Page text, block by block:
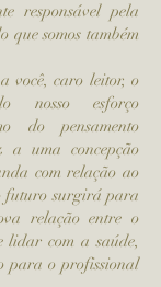
responsável pela
que somos também
você, caro leitor, o
nosso esforço
do pensamento
uma concepção
com relação ao
futuro surgirá para
relação entre o
lidar com a saúde,
para o profissional